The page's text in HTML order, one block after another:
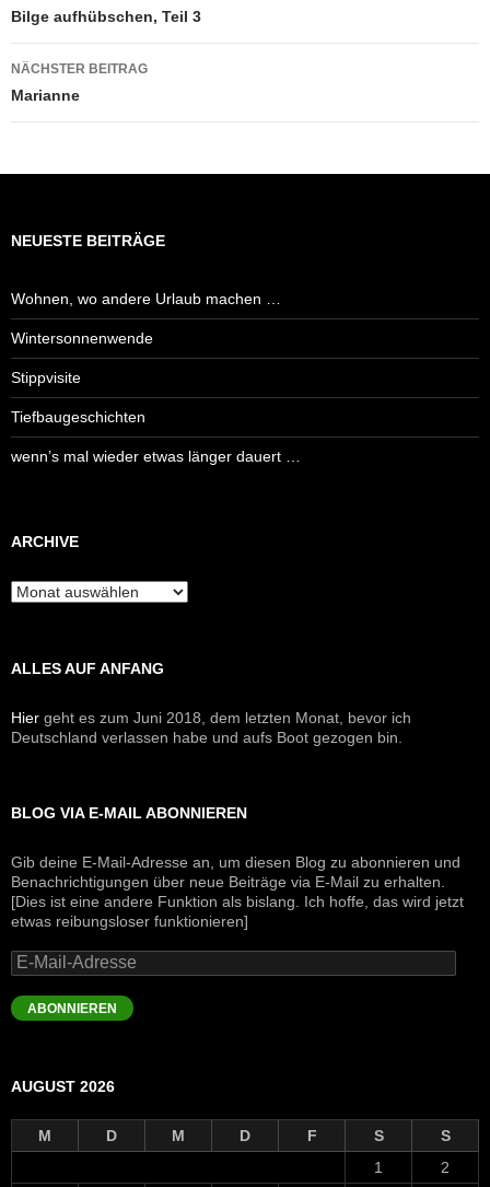
Bilge aufhübschen, Teil 3
NÄCHSTER BEITRAG
Marianne
NEUESTE BEITRÄGE
Wohnen, wo andere Urlaub machen …
Wintersonnenwende
Stippvisite
Tiefbaugeschichten
wenn’s mal wieder etwas länger dauert …
ARCHIVE
Archive
ALLES AUF ANFANG
Hier geht es zum Juni 2018, dem letzten Monat, bevor ich
Deutschland verlassen habe und aufs Boot gezogen bin.
BLOG VIA E-MAIL ABONNIEREN
Gib deine E-Mail-Adresse an, um diesen Blog zu abonnieren und
Benachrichtigungen über neue Beiträge via E-Mail zu erhalten.
[Dies ist eine andere Funktion als bislang. Ich hoffe, das wird jetzt
etwas reibungsloser funktionieren]
E-
Mail-
Adresse
ABONNIEREN
AUGUST 2026
M D M D F S
S
1
2